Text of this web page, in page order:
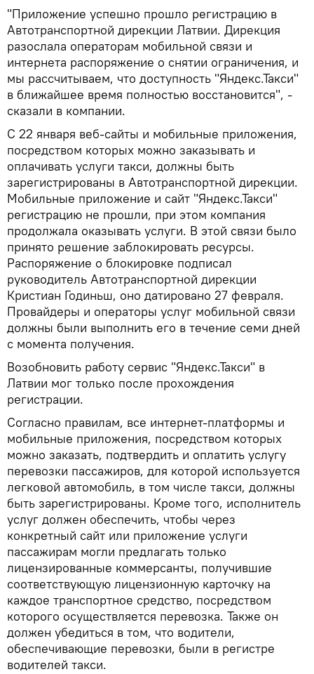
"Приложение успешно прошло регистрацию в
Автотранспортной дирекции Латвии. Дирекция
разослала операторам мобильной связи и
интернета распоряжение о снятии ограничения, и
мы рассчитываем, что доступность "Яндекс.Такси"
в ближайшее время полностью восстановится", -
сказали в компании.
С 22 января веб-сайты и мобильные приложения,
посредством которых можно заказывать и
оплачивать услуги такси, должны быть
зарегистрированы в Автотранспортной дирекции.
Мобильные приложение и сайт "Яндекс.Такси"
регистрацию не прошли, при этом компания
продолжала оказывать услуги. В этой связи было
принято решение заблокировать ресурсы.
Распоряжение о блокировке подписал
руководитель Автотранспортной дирекции
Кристиан Годиньш, оно датировано 27 февраля.
Провайдеры и операторы услуг мобильной связи
должны были выполнить его в течение семи дней
с момента получения.
Возобновить работу сервис "Яндекс.Такси" в
Латвии мог только после прохождения
регистрации.
Согласно правилам, все интернет-платформы и
мобильные приложения, посредством которых
можно заказать, подтвердить и оплатить услугу
перевозки пассажиров, для которой используется
легковой автомобиль, в том числе такси, должны
быть зарегистрированы. Кроме того, исполнитель
услуг должен обеспечить, чтобы через
конкретный сайт или приложение услуги
пассажирам могли предлагать только
лицензированные коммерсанты, получившие
соответствующую лицензионную карточку на
каждое транспортное средство, посредством
которого осуществляется перевозка. Также он
должен убедиться в том, что водители,
обеспечивающие перевозки, были в регистре
водителей такси.